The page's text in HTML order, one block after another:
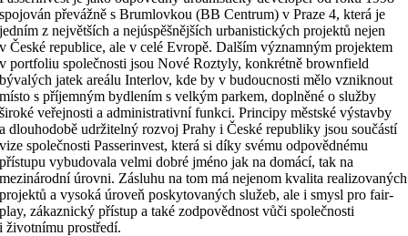
spojován převážně s Brumlovkou (BB Centrum) v Praze 4, která je
jedním z největších a nejúspěšnějších urbanistických projektů nejen
v České republice, ale v celé Evropě. Dalším významným projektem
v portfoliu společnosti jsou Nové Roztyly, konkrétně brownfield
bývalých jatek areálu Interlov, kde by v budoucnosti mělo vzniknout
místo s příjemným bydlením s velkým parkem, doplněné o služby
široké veřejnosti a administrativní funkci. Principy městské výstavby
a dlouhodobě udržitelný rozvoj Prahy i České republiky jsou součástí
vize společnosti Passerinvest, která si díky svému odpovědnému
přístupu vybudovala velmi dobré jméno jak na domácí, tak na
mezinárodní úrovni. Zásluhu na tom má nejenom kvalita realizovaných
projektů a vysoká úroveň poskytovaných služeb, ale i smysl pro fair-
play, zákaznický přístup a také zodpovědnost vůči společnosti
i životnímu prostředí.